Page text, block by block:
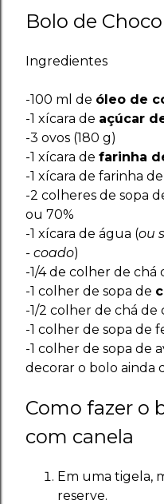
Bolo de
Ingredientes
-100 ml de óleo de
-1 xícara de açúcar
-3 ovos (180 g)
-1 xícara de farinha
-1 xícara de farinha
-2 colheres de sopa
ou 70%
-1 xícara de água (ou
- coado)
-1/4 de colher de chá
-1 colher de sopa de
-1/2 colher de chá de
-1 colher de sopa de
-1 colher de sopa de
decorar o bolo ainda
Como fazer o
com canela
Em uma tigela,
reserve.